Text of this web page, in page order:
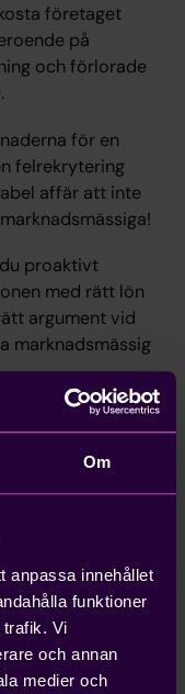
Om
anpassa innehållet
funktioner
Vi
och annan
medier och
företaget
på
och förlorade
för en
felrekrytering
affär att inte
proaktivt
med rätt lön
argument vid
marknadsmässig
och mer
kan du
kassan och
av en
vart pengarna
eller